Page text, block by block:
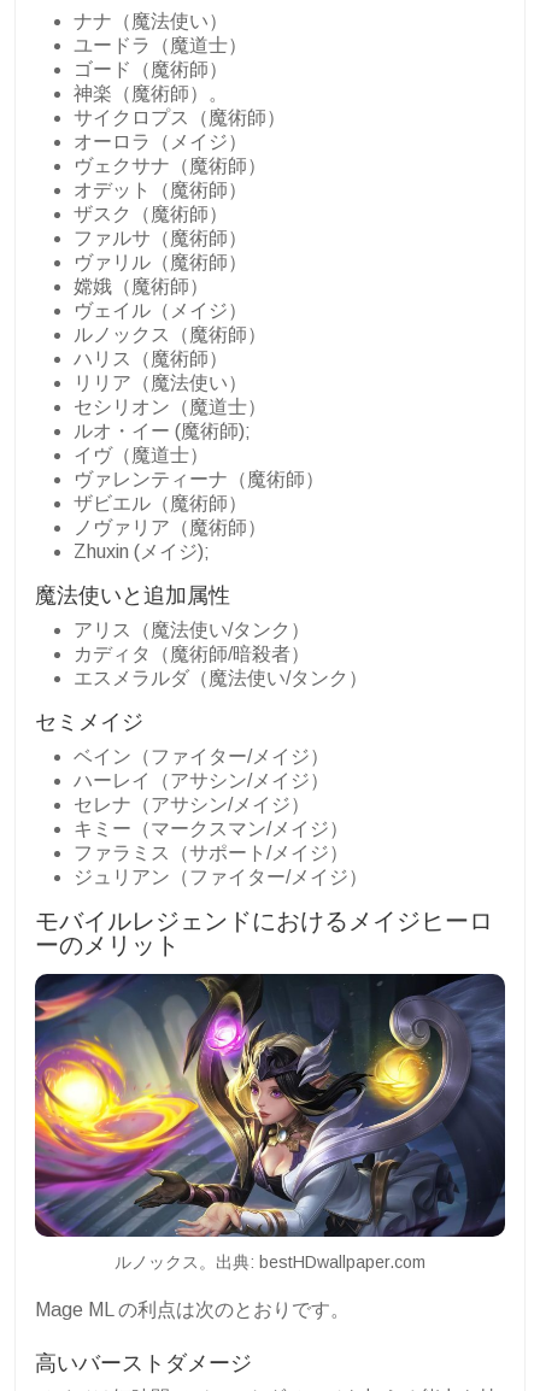
ナナ（魔法使い）
ユードラ（魔道士）
ゴード（魔術師）
神楽（魔術師）。
サイクロプス（魔術師）
オーロラ（メイジ）
ヴェクサナ（魔術師）
オデット（魔術師）
ザスク（魔術師）
ファルサ（魔術師）
ヴァリル（魔術師）
嫦娥（魔術師）
ヴェイル（メイジ）
ルノックス（魔術師）
ハリス（魔術師）
リリア（魔法使い）
セシリオン（魔道士）
ルオ・イー (魔術師);
イヴ（魔道士）
ヴァレンティーナ（魔術師）
ザビエル（魔術師）
ノヴァリア（魔術師）
Zhuxin (メイジ);
魔法使いと追加属性
アリス（魔法使い/タンク）
カディタ（魔術師/暗殺者）
エスメラルダ（魔法使い/タンク）
セミメイジ
ベイン（ファイター/メイジ）
ハーレイ（アサシン/メイジ）
セレナ（アサシン/メイジ）
キミー（マークスマン/メイジ）
ファラミス（サポート/メイジ）
ジュリアン（ファイター/メイジ）
モバイルレジェンドにおけるメイジヒーロ
ーのメリット
ルノックス。出典: bestHDwallpaper.com
Mage ML の利点は次のとおりです。
高いバーストダメージ